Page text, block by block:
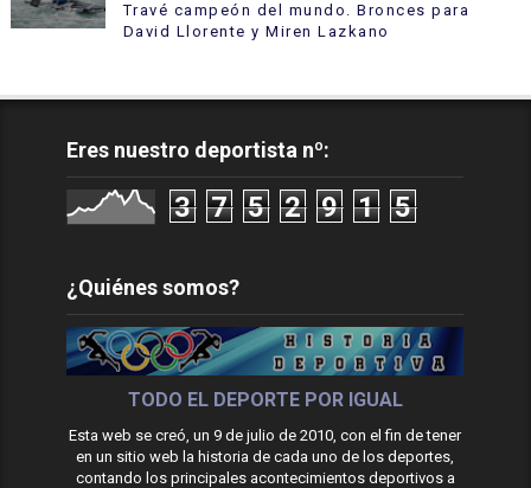
Travé campeón del mundo. Bronces para
David Llorente y Miren Lazkano
Eres nuestro deportista nº:
3 7 5 2 9 1 5
¿Quiénes somos?
TODO EL DEPORTE POR IGUAL
Esta web se creó, un 9 de julio de 2010, con el fin de tener
en un sitio web la historia de cada uno de los deportes,
contando los principales acontecimientos deportivos a